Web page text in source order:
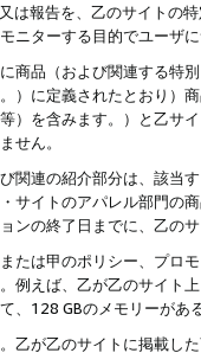
は報告を、乙のサイトの
ニターする目的でユーザ
商品（および関連する特
）に定義されたとおり
）を含みます。）と乙サ
せん。
関連の紹介部分は、該当
サイトのアパレル部門の
ンの終了日までに、乙の
たは甲のポリシー、プロ
例えば、乙が乙のサイト
、128 GBのメモリーがあ
乙が乙のサイトに掲載し